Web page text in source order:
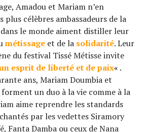
Amadou et Mariam n’en
plus célèbres ambassadeurs de la
le monde aiment distiller leur
métissage et de la solidarité. Leur
du festival Tissé Métisse invite
esprit de liberté et de paix« .
ans, Mariam Doumbia et
un duo à la vie comme à la
aime reprendre les standards
par les vedettes Siramory
Fanta Damba ou ceux de Nana